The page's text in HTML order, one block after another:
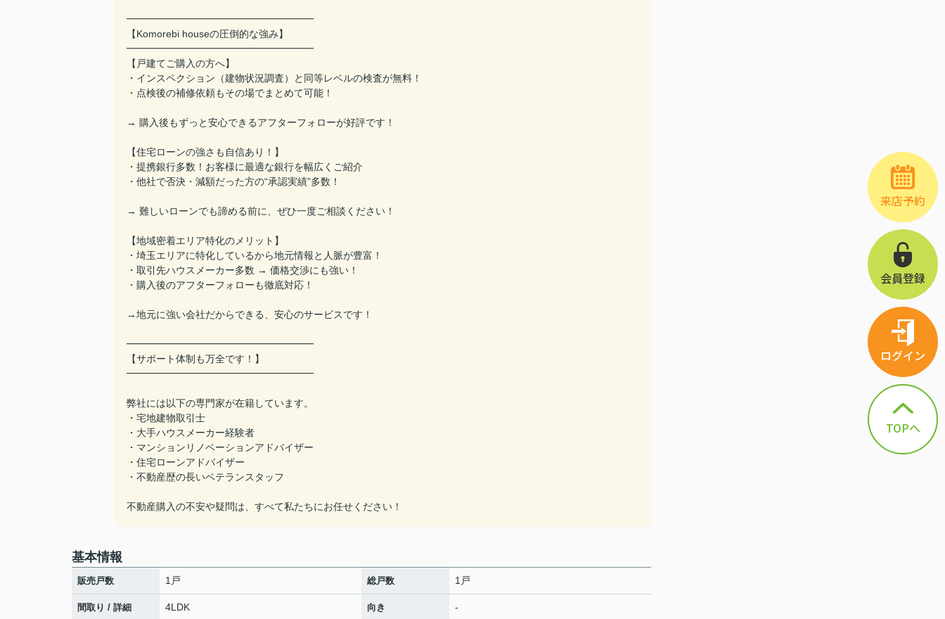
来店予約
会員登録
ログイン
TOPへ
━━━━━━━━━━━━━━━━━━━
【Komorebi houseの圧倒的な強み】
━━━━━━━━━━━━━━━━━━━
【戸建てご購入の方へ】
・インスペクション（建物状況調査）と同等レベルの検査が無料！
・点検後の補修依頼もその場でまとめて可能！
→ 購入後もずっと安心できるアフターフォローが好評です！
【住宅ローンの強さも自信あり！】
・提携銀行多数！お客様に最適な銀行を幅広くご紹介
・他社で否決・減額だった方の“承認実績”多数！
→ 難しいローンでも諦める前に、ぜひ一度ご相談ください！
【地域密着エリア特化のメリット】
・埼玉エリアに特化しているから地元情報と人脈が豊富！
・取引先ハウスメーカー多数 → 価格交渉にも強い！
・購入後のアフターフォローも徹底対応！
→地元に強い会社だからできる、安心のサービスです！
━━━━━━━━━━━━━━━━━━━
【サポート体制も万全です！】
━━━━━━━━━━━━━━━━━━━
弊社には以下の専門家が在籍しています。
・宅地建物取引士
・大手ハウスメーカー経験者
・マンションリノベーションアドバイザー
・住宅ローンアドバイザー
・不動産歴の長いベテランスタッフ
不動産購入の不安や疑問は、すべて私たちにお任せください！
基本情報
販売戸数 1戸 総戸数 1戸
間取り / 詳細 4LDK 向き -